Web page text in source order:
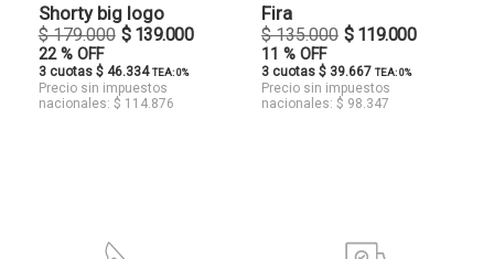
Shorty big logo
$ 179.000 $ 139.000
22 % OFF
3 cuotas $ 46.334TEA: 0%
Precio sin impuestos
nacionales: $ 114.876
Fira
$ 135.000 $ 119.000
11 % OFF
3 cuotas $ 39.667 TEA: 0%
Precio sin impuestos
nacionales: $ 98.347